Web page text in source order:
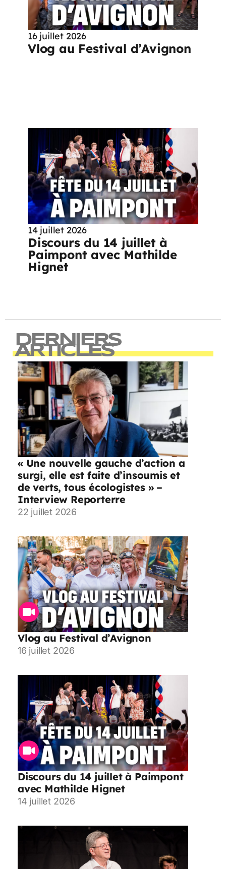
16 juillet 2026
Vlog au Festival d’Avignon
14 juillet 2026
Discours du 14 juillet à
Paimpont avec Mathilde
Hignet
DERNIERS
ARTICLES
« Une nouvelle gauche d’action a
surgi, elle est faite d’insoumis et
de verts, tous écologistes » –
Interview Reporterre
22 juillet 2026
Vlog au Festival d’Avignon
16 juillet 2026
Discours du 14 juillet à Paimpont
avec Mathilde Hignet
14 juillet 2026